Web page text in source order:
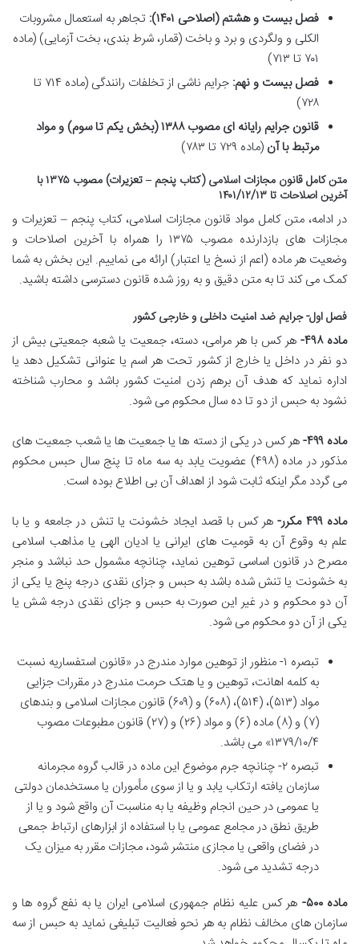
فصل بیست و هشتم (اصلاحی ۱۴۰۱):
تجاهر به استعمال مشروبات
الکلی و ولگردی و برد و باخت (قمار، شرط بندی، بخت آزمایی) (ماده
۷۰۱ تا ۷۱۳)
فصل بیست و نهم:
جرایم ناشی از تخلفات رانندگی (ماده ۷۱۴ تا
۷۲۸)
قانون جرایم رایانه ای مصوب ۱۳۸۸ (بخش یکم تا سوم) و مواد
مرتبط با آن (ماده ۷۲۹ تا ۷۸۳)
متن کامل قانون مجازات اسلامی (کتاب پنجم – تعزیرات) مصوب ۱۳۷۵ با
آخرین اصلاحات تا ۱۴۰۱/۱۲/۱۳
در ادامه، متن کامل مواد قانون مجازات اسلامی، کتاب پنجم – تعزیرات و
مجازات های بازدارنده مصوب ۱۳۷۵ را همراه با آخرین اصلاحات و
وضعیت هر ماده (اعم از نسخ یا اعتبار) ارائه می نماییم. این بخش به شما
کمک می کند تا به متن دقیق و به روز شده قانون دسترسی داشته باشید.
فصل اول- جرایم ضد امنیت داخلی و خارجی کشور
ماده ۴۹۸-
هر کس با هر مرامی، دسته، جمعیت یا شعبه جمعیتی بیش از
دو نفر در داخل یا خارج از کشور تحت هر اسم یا عنوانی تشکیل دهد یا
اداره نماید که هدف آن برهم زدن امنیت کشور باشد و محارب شناخته
نشود به حبس از دو تا ده سال محکوم می شود.
ماده ۴۹۹-
هر کس در یکی از دسته ها یا جمعیت ها یا شعب جمعیت های
مذکور در ماده (۴۹۸) عضویت یابد به سه ماه تا پنج سال حبس محکوم
می گردد مگر اینکه ثابت شود از اهداف آن بی اطلاع بوده است.
ماده ۴۹۹ مکرر-
هر کس با قصد ایجاد خشونت یا تنش در جامعه و یا با
علم به وقوع آن به قومیت های ایرانی یا ادیان الهی یا مذاهب اسلامی
مصرح در قانون اساسی توهین نماید، چنانچه مشمول حد نباشد و منجر
به خشونت یا تنش شده باشد به حبس و جزای نقدی درجه پنج یا یکی از
آن دو محکوم و در غیر این صورت به حبس و جزای نقدی درجه شش یا
یکی از آن دو محکوم می شود.
تبصره ۱- منظور از توهین موارد مندرج در «قانون استفساریه نسبت
به کلمه اهانت، توهین و یا هتک حرمت مندرج در مقررات جزایی
مواد (۵۱۳)، (۵۱۴)، (۶۰۸) و (۶۰۹) قانون مجازات اسلامی و بندهای
(۷) و (۸) ماده (۶) و مواد (۲۶) و (۲۷) قانون مطبوعات مصوب
۱۳۷۹/۱۰/۴» می باشد.
تبصره ۲- چنانچه جرم موضوع این ماده در قالب گروه مجرمانه
سازمان یافته ارتکاب یابد و یا از سوی مأموران یا مستخدمان دولتی
یا عمومی در حین انجام وظیفه یا به مناسبت آن واقع شود و یا از
طریق نطق در مجامع عمومی یا با استفاده از ابزارهای ارتباط جمعی
در فضای واقعی یا مجازی منتشر شود، مجازات مقرر به میزان یک
درجه تشدید می شود.
ماده ۵۰۰-
هر کس علیه نظام جمهوری اسلامی ایران یا به نفع گروه ها و
سازمان های مخالف نظام به هر نحو فعالیت تبلیغی نماید به حبس از سه